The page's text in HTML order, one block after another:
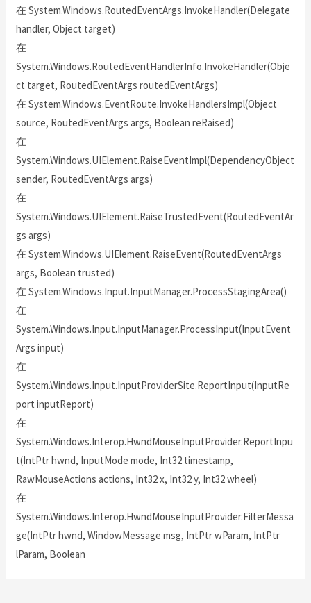
在 System.Windows.RoutedEventArgs.InvokeHandler(Delegate
handler, Object target)
在
System.Windows.RoutedEventHandlerInfo.InvokeHandler(Obje
ct target, RoutedEventArgs routedEventArgs)
在 System.Windows.EventRoute.InvokeHandlersImpl(Object
source, RoutedEventArgs args, Boolean reRaised)
在
System.Windows.UIElement.RaiseEventImpl(DependencyObject
sender, RoutedEventArgs args)
在
System.Windows.UIElement.RaiseTrustedEvent(RoutedEventAr
gs args)
在 System.Windows.UIElement.RaiseEvent(RoutedEventArgs
args, Boolean trusted)
在 System.Windows.Input.InputManager.ProcessStagingArea()
在
System.Windows.Input.InputManager.ProcessInput(InputEvent
Args input)
在
System.Windows.Input.InputProviderSite.ReportInput(InputRe
port inputReport)
在
System.Windows.Interop.HwndMouseInputProvider.ReportInpu
t(IntPtr hwnd, InputMode mode, Int32 timestamp,
RawMouseActions actions, Int32 x, Int32 y, Int32 wheel)
在
System.Windows.Interop.HwndMouseInputProvider.FilterMessa
ge(IntPtr hwnd, WindowMessage msg, IntPtr wParam, IntPtr
lParam, Boolean